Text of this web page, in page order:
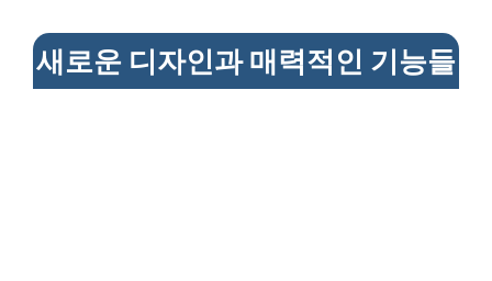
새로운 디자인과 매력적인 기능들